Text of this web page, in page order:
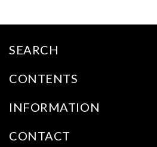
SEARCH
CONTENTS
INFORMATION
CONTACT